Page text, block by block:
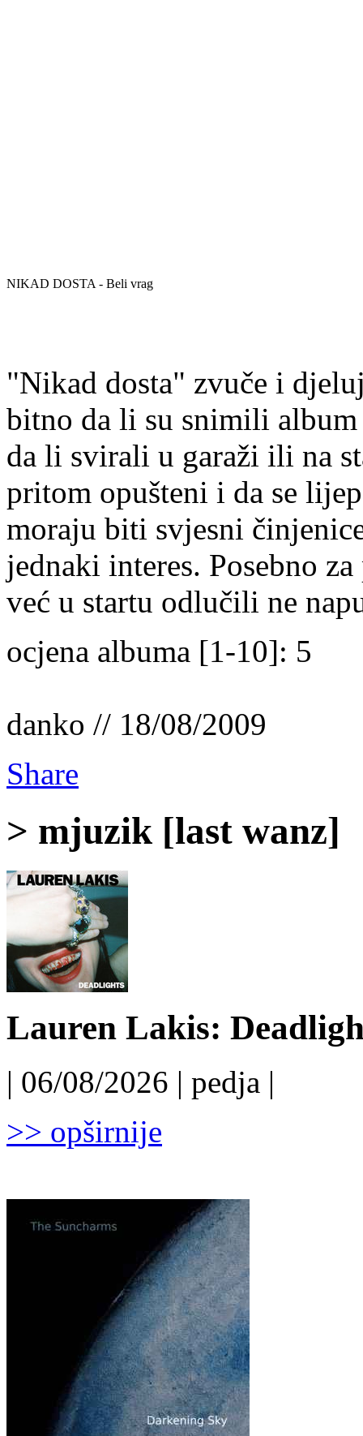
NIKAD DOSTA - Beli vrag
"Nikad dosta" zvuče i
bitno da li su snimili
da li svirali u garaži ili na
pritom opušteni i da se
moraju biti svjesni
jednaki interes. Posebno
već u startu odlučili ne
ocjena albuma [1-10]: 5
danko // 18/08/2009
Share
> mjuzik [last wanz]
Lauren Lakis:
| 06/08/2026 | pedja |
>> opširnije